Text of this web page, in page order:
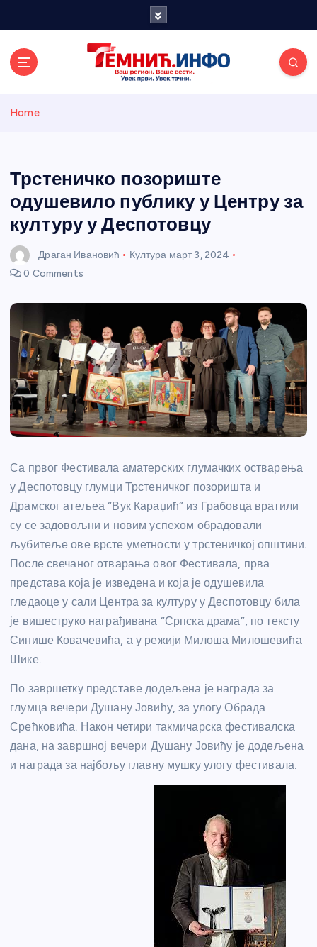
и портал
Home
Трстеничко позориште
одушевило публику у Центру за
културу у Деспотовцу
Драган Ивановић Култура март 3, 2024
0 Comments
Са првог Фестивала аматерских глумачких остварења
у Деспотовцу глумци Трстеничког позоришта и
Драмског атељеа “Вук Караџић” из Грабовца вратили
су се задовољни и новим успехом обрадовали
љубитеље ове врсте уметности у трстеничкој општини.
После свечаног отварања овог Фестивала, прва
представа која је изведена и која је одушевила
гледаоце у сали Центра за културу у Деспотовцу била
је вишеструко награђивана “Српска драма”, по тексту
Синише Ковачевића, а у режији Милоша Милошевића
Шике.
По завршетку представе додељена је награда за
глумца вечери Душану Јовићу, за улогу Обрада
Срећковића. Након четири такмичарска фестивалска
дана, на завршној вечери Душану Јовићу је додељена
и награда за најбољу главну мушку улогу фестивала.